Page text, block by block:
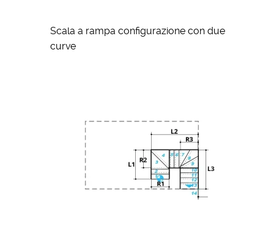
Scala a rampa configurazione con due
curve